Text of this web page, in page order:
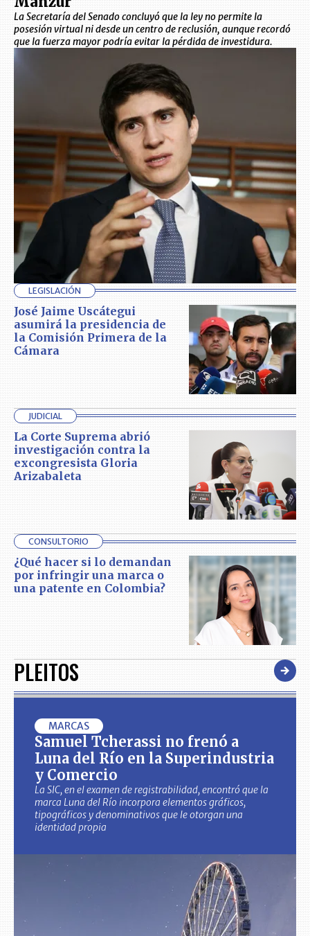
La Secretaría del Senado concluyó que la ley no permite la
posesión virtual ni desde un centro de reclusión, aunque recordó
que la fuerza mayor podría evitar la pérdida de investidura.
LEGISLACIÓN
José Jaime Uscátegui
asumirá la presidencia de
la Comisión Primera de la
Cámara
JUDICIAL
La Corte Suprema abrió
investigación contra la
excongresista Gloria
Arizabaleta
CONSULTORIO
¿Qué hacer si lo demandan
por infringir una marca o
una patente en Colombia?
PLEITOS
MARCAS
Samuel Tcherassi no frenó a
Luna del Río en la Superindustria
y Comercio
La SIC, en el examen de registrabilidad, encontró que la
marca Luna del Río incorpora elementos gráficos,
tipográficos y denominativos que le otorgan una
identidad propia